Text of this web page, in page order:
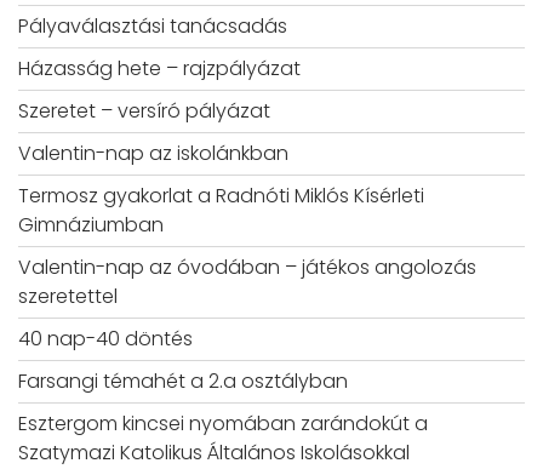
Pályaválasztási tanácsadás
Házasság hete – rajzpályázat
Szeretet – versíró pályázat
Valentin-nap az iskolánkban
Termosz gyakorlat a Radnóti Miklós Kísérleti
Gimnáziumban
Valentin-nap az óvodában – játékos angolozás
szeretettel
40 nap-40 döntés
Farsangi témahét a 2.a osztályban
Esztergom kincsei nyomában zarándokút a
Szatymazi Katolikus Általános Iskolásokkal